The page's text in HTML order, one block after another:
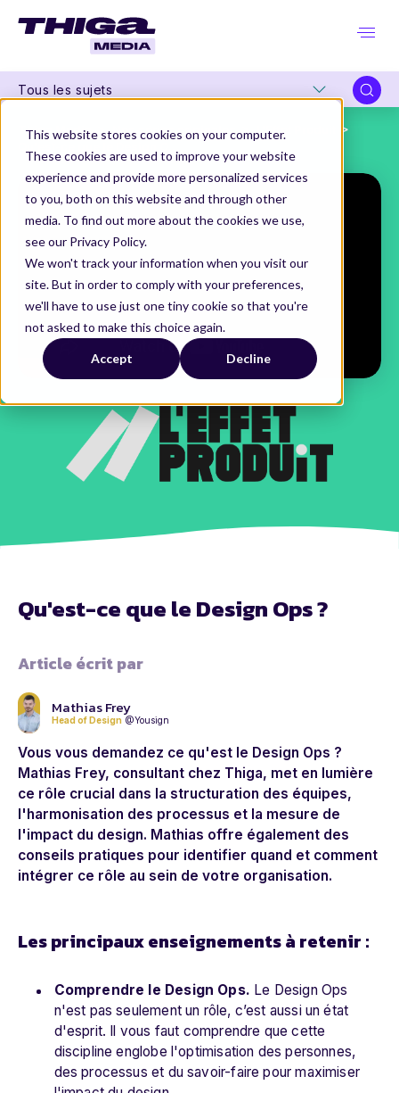
This website stores cookies on your computer.
These cookies are used to improve your website
experience and provide more personalized services
to you, both on this website and through other
media. To find out more about the cookies we use,
see our Privacy Policy.
We won't track your information when you visit our
site. But in order to comply with your preferences,
we'll have to use just one tiny cookie so that you're
not asked to make this choice again.
Accept Decline
Tous les sujets
Thiga Media Nos séries originales
L'Effet Produit
Qu'est-ce que le Design Ops ?
Article écrit par
Mathias Frey
Head of Design @Yousign
Vous vous demandez ce qu'est le Design Ops ?
Mathias Frey, consultant chez Thiga, met en lumière
ce rôle crucial dans la structuration des équipes,
l'harmonisation des processus et la mesure de
l'impact du design. Mathias offre également des
conseils pratiques pour identifier quand et comment
intégrer ce rôle au sein de votre organisation.
Les principaux enseignements à retenir :
Comprendre le Design Ops. Le Design Ops
n'est pas seulement un rôle, c’est aussi un état
d'esprit. Il vous faut comprendre que cette
discipline englobe l'optimisation des personnes,
des processus et du savoir-faire pour maximiser